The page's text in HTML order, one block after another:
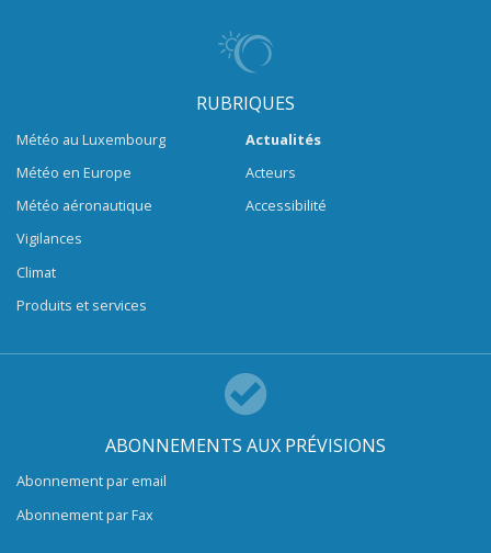
RUBRIQUES
Météo au Luxembourg
Météo en Europe
Météo aéronautique
Vigilances
Climat
Produits et services
Actualités
Acteurs
Accessibilité
ABONNEMENTS AUX PRÉVISIONS
Abonnement par email
Abonnement par Fax